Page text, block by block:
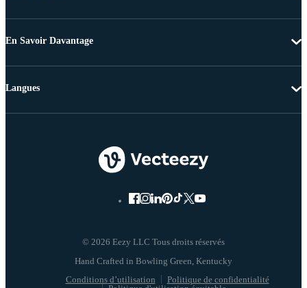
En Savoir Davantage
© 2026 Eezy LLC Tous droits réservés
Conditions d’utilisation
Politique de confidentialité
Langues